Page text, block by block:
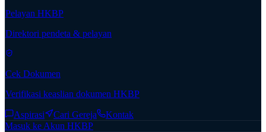
Pelayan HKBP
Direktori pendeta & pelayan
Cek Dokumen
Verifikasi keaslian dokumen HKBP
Aspirasi Cari Gereja
Kontak
Masuk ke Akun HKBP